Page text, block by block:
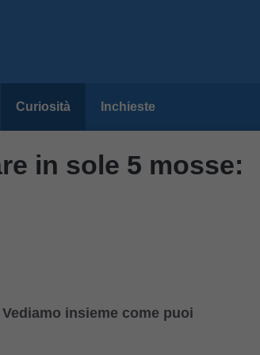
Curiosità Inchieste
in sole 5 mosse:
insieme come puoi